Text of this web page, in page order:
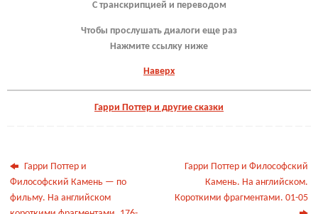
С транскрипцией и переводом
Чтобы прослушать диалоги еще раз
Нажмите ссылку ниже
Наверх
Гарри Поттер и другие сказки
Гарри Поттер и
Философский Камень — по
фильму. На английском
Гарри Поттер и Философский
Камень. На английском.
Короткими фрагментами. 01-05